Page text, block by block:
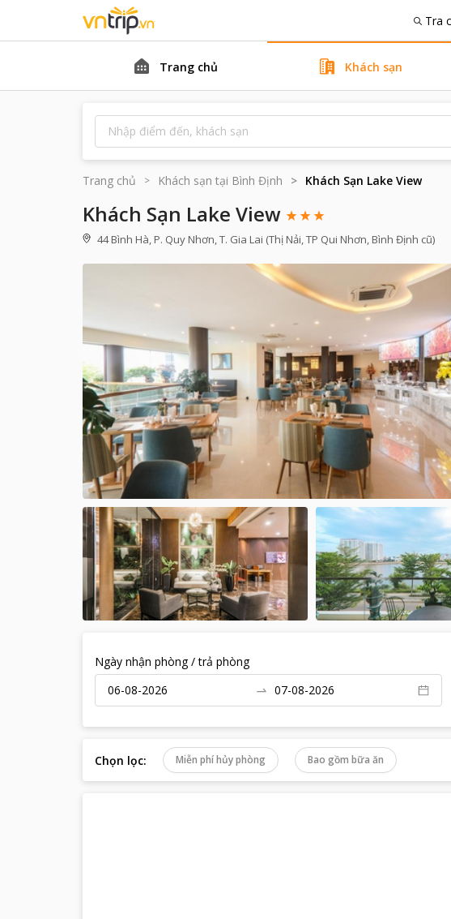
Tra
Trang chủ Khách sạn
Trang chủ Khách sạn tại Bình Định Khách Sạn Lake View
Khách Sạn Lake View
44 Bình Hà, P. Quy Nhơn, T. Gia Lai (Thị Nải, TP Qui Nhơn, Bình Định cũ)
Ngày nhận phòng / trả phòng
Chọn lọc: Miễn phí hủy phòng Bao gồm bữa ăn